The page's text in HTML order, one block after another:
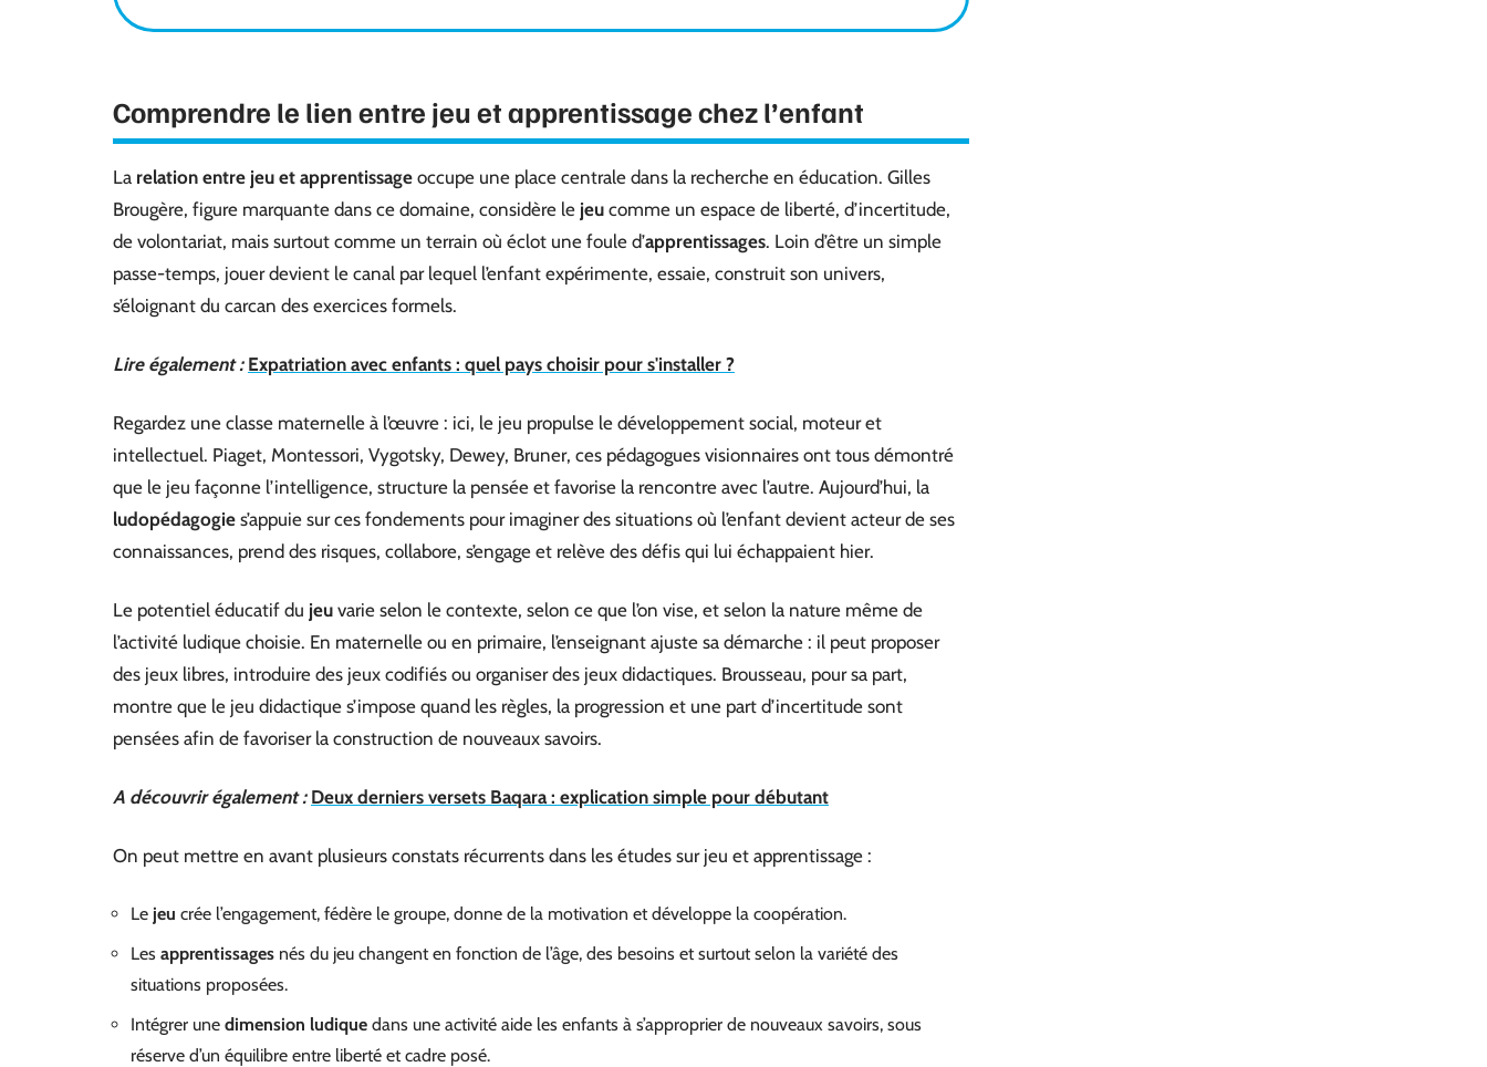
Comprendre le lien entre jeu et apprentissage chez l’enfant
La relation entre jeu et apprentissage occupe une place centrale dans la recherche en éducation. Gilles
Brougère, figure marquante dans ce domaine, considère le jeu comme un espace de liberté, d’incertitude,
de volontariat, mais surtout comme un terrain où éclot une foule d’apprentissages. Loin d’être un simple
passe-temps, jouer devient le canal par lequel l’enfant expérimente, essaie, construit son univers,
s’éloignant du carcan des exercices formels.
Lire également : Expatriation avec enfants : quel pays choisir pour s'installer ?
Regardez une classe maternelle à l’œuvre : ici, le jeu propulse le développement social, moteur et
intellectuel. Piaget, Montessori, Vygotsky, Dewey, Bruner, ces pédagogues visionnaires ont tous démontré
que le jeu façonne l’intelligence, structure la pensée et favorise la rencontre avec l’autre. Aujourd’hui, la
ludopédagogie s’appuie sur ces fondements pour imaginer des situations où l’enfant devient acteur de ses
connaissances, prend des risques, collabore, s’engage et relève des défis qui lui échappaient hier.
Le potentiel éducatif du jeu varie selon le contexte, selon ce que l’on vise, et selon la nature même de
l’activité ludique choisie. En maternelle ou en primaire, l’enseignant ajuste sa démarche : il peut proposer
des jeux libres, introduire des jeux codifiés ou organiser des jeux didactiques. Brousseau, pour sa part,
montre que le jeu didactique s’impose quand les règles, la progression et une part d’incertitude sont
pensées afin de favoriser la construction de nouveaux savoirs.
A découvrir également : Deux derniers versets Baqara : explication simple pour débutant
On peut mettre en avant plusieurs constats récurrents dans les études sur jeu et apprentissage :
Le jeu crée l’engagement, fédère le groupe, donne de la motivation et développe la coopération.
Les apprentissages nés du jeu changent en fonction de l’âge, des besoins et surtout selon la variété des
situations proposées.
Intégrer une dimension ludique dans une activité aide les enfants à s’approprier de nouveaux savoirs, sous
réserve d’un équilibre entre liberté et cadre posé.